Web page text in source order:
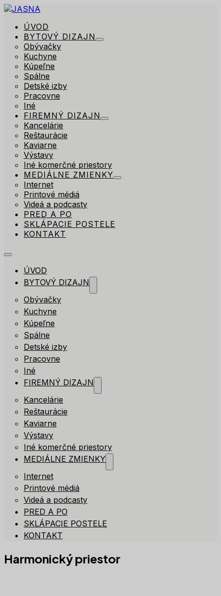
ÚVOD
BYTOVÝ DIZAJN
Obývačky
Kuchyne
Kúpeľne
Spálne
Detské izby
Pracovne
Iné
FIREMNÝ DIZAJN
Kancelárie
Reštaurácie
Kaviarne
Výstavy
Iné komerčné priestory
MEDIÁLNE ZMIENKY
Internet
Printové médiá
Videá a podcasty
PRED A PO
SKLÁPACIE POSTELE
KONTAKT
ÚVOD
BYTOVÝ DIZAJN
Obývačky
Kuchyne
Kúpeľne
Spálne
Detské izby
Pracovne
Iné
FIREMNÝ DIZAJN
Kancelárie
Reštaurácie
Kaviarne
Výstavy
Iné komerčné priestory
MEDIÁLNE ZMIENKY
Internet
Printové médiá
Videá a podcasty
PRED A PO
SKLÁPACIE POSTELE
KONTAKT
Harmonický priestor